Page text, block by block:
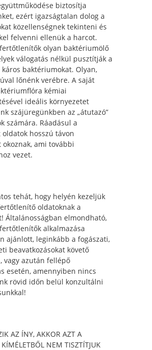
biztosítja
ezért igazságtalan dolog a
közellenségnek tekinteni és
felvenni ellenük a harcot.
olyan baktériumölő
válogatás nélkül pusztítják a
káros baktériumokat. Olyan,
lőnénk verébre. A saját
kémiai
ideális környezetet
szájüregünkben az „átutazó”
számára. Ráadásul a
hosszú távon
ami további
vezet.
tehát, hogy helyén kezeljük
oldatoknak a
Általánosságban elmondható,
alkalmazása
ajánlott, leginkább a fogászati,
beavatkozásokat követő
vagy azután fellépő
esetén, amennyiben nincs
rövid időn belül konzultálni
AZ ÍNY, AKKOR AZT A
KÍMÉLETBŐL NEM TISZTÍTJUK